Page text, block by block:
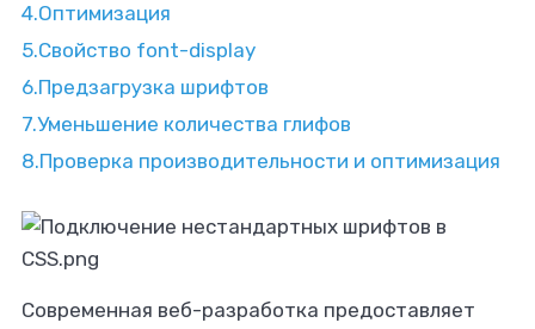
4.Оптимизация
5.Свойство font-display
6.Предзагрузка шрифтов
7.Уменьшение количества глифов
8.Проверка производительности и оптимизация
фриланс-
Современная веб-разработка предоставляет